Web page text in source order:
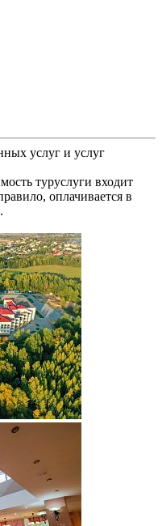
услуг и услуг
туруслуги входит
оплачивается в